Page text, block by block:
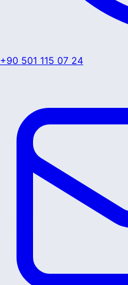
+90 501 115 07 24